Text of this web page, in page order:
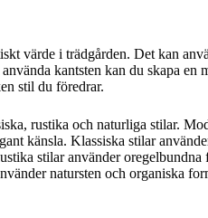
värde i trädgården. Det kan
kantsten kan du skapa en
stil du föredrar.
rustika och naturliga stilar.
känsla. Klassiska stilar
stilar använder
natursten och organiska